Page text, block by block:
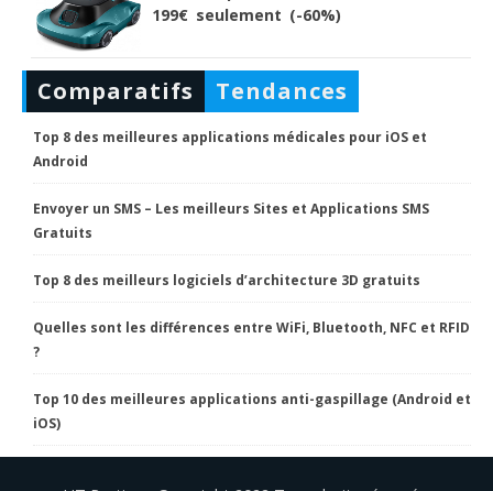
199€ seulement (-60%)
Comparatifs Tendances
Top 8 des meilleures applications médicales pour iOS et
Android
Envoyer un SMS – Les meilleurs Sites et Applications SMS
Gratuits
Top 8 des meilleurs logiciels d’architecture 3D gratuits
Quelles sont les différences entre WiFi, Bluetooth, NFC et RFID
?
Top 10 des meilleures applications anti-gaspillage (Android et
iOS)